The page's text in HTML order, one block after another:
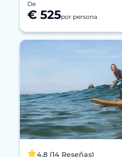
De
€ 525por persona
4.8 (14 Reseñas)